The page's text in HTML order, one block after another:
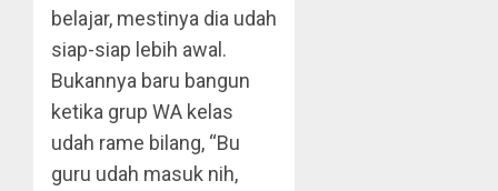
belajar, mestinya dia udah
siap-siap lebih awal.
Bukannya baru bangun
ketika grup WA kelas
udah rame bilang, “Bu
guru udah masuk nih,